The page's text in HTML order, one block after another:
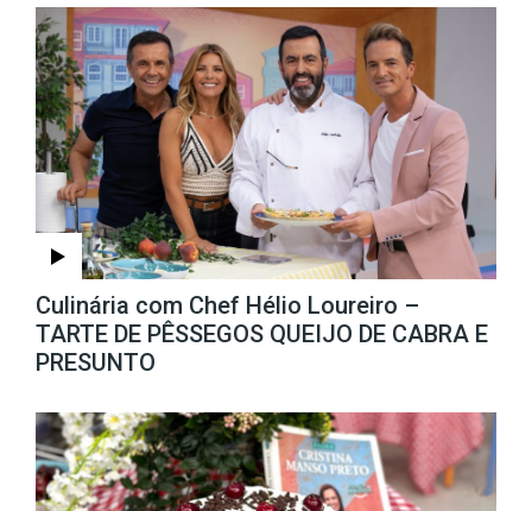
Culinária com Chef Hélio Loureiro –
TARTE DE PÊSSEGOS QUEIJO DE CABRA E
PRESUNTO